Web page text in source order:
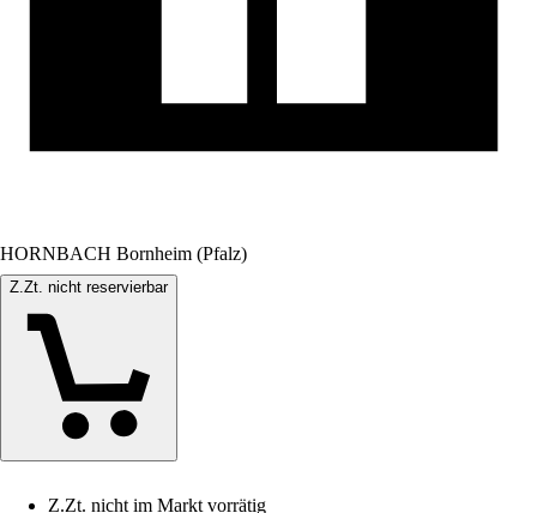
HORNBACH Bornheim (Pfalz)
Z.Zt. nicht reservierbar
Z.Zt. nicht im Markt vorrätig